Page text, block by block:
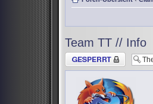
Team TT // Info
Thema gesperrt